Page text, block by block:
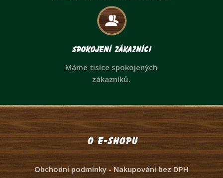
Spokojení zákazníci
Máme tisíce spokojených
zákazníků.
O e-shopu
Obchodní podmínky - Nakupování bez DPH